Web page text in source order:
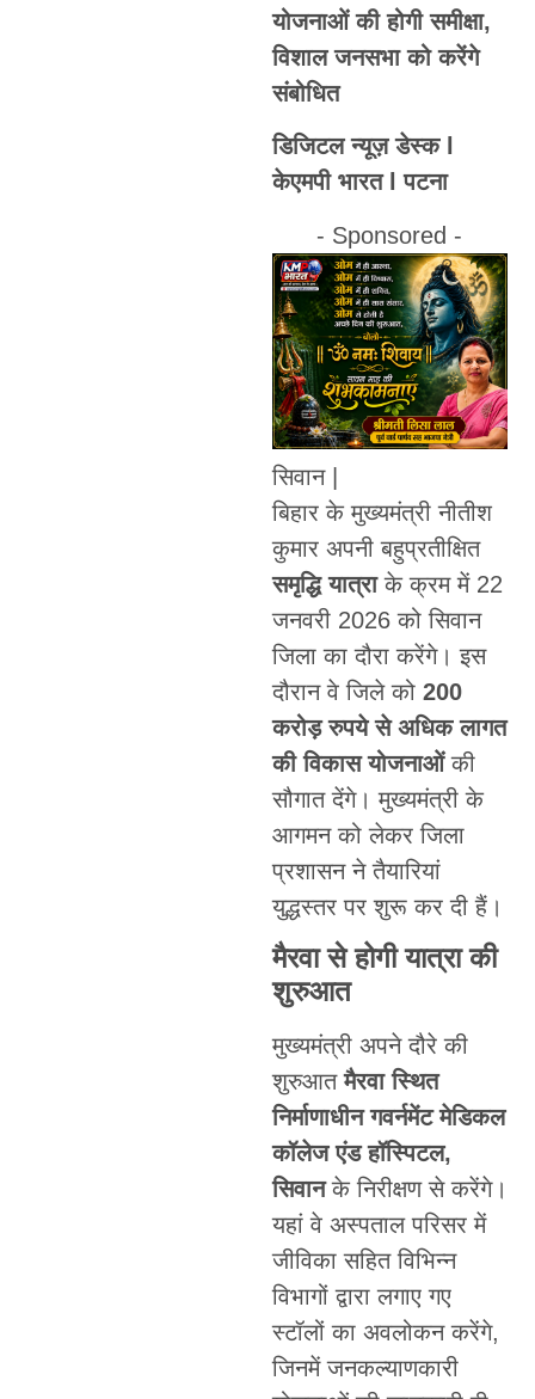
योजनाओं की होगी समीक्षा,
विशाल जनसभा को करेंगे
संबोधित
डिजिटल न्यूज़ डेस्क l
केएमपी भारत l पटना
- Sponsored -
सिवान |
बिहार के मुख्यमंत्री नीतीश
कुमार अपनी बहुप्रतीक्षित
समृद्धि यात्राके क्रम में 22
जनवरी 2026 को सिवान
जिला का दौरा करेंगे। इस
दौरान वे जिले को 200
करोड़ रुपये से अधिक लागत
की विकास योजनाओंकी
सौगात देंगे। मुख्यमंत्री के
आगमन को लेकर जिला
प्रशासन ने तैयारियां
युद्धस्तर पर शुरू कर दी हैं।
मैरवा से होगी यात्रा की
शुरुआत
मुख्यमंत्री अपने दौरे की
शुरुआतमैरवा स्थित
निर्माणाधीन गवर्नमेंट मेडिकल
कॉलेज एंड हॉस्पिटल,
सिवानके निरीक्षण से करेंगे।
यहां वे अस्पताल परिसर में
जीविका सहित विभिन्न
विभागों द्वारा लगाए गए
स्टॉलों का अवलोकन करेंगे,
जिनमें जनकल्याणकारी